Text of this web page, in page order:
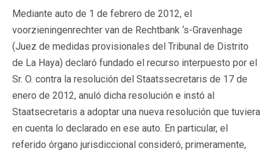
Mediante auto de 1 de febrero de 2012, el
voorzieningenrechter van de Rechtbank ‘s-Gravenhage
(Juez de medidas provisionales del Tribunal de Distrito
de La Haya) declaró fundado el recurso interpuesto por el
Sr. O. contra la resolución del Staatssecretaris de 17 de
enero de 2012, anuló dicha resolución e instó al
Staatsecretaris a adoptar una nueva resolución que tuviera
en cuenta lo declarado en ese auto. En particular, el
referido órgano jurisdiccional consideró, primeramente,